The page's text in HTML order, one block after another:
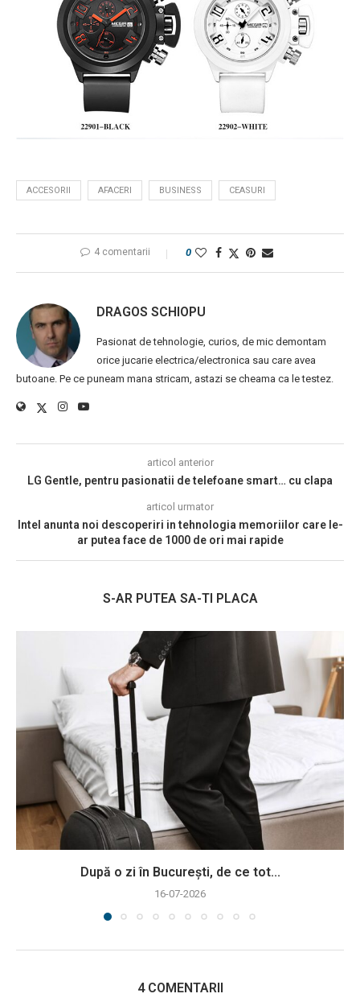
ACCESORII AFACERI BUSINESS CEASURI
4 comentarii 0
DRAGOS SCHIOPU
Pasionat de tehnologie, curios, de mic demontam
orice jucarie electrica/electronica sau care avea
butoane. Pe ce puneam mana stricam, astazi se cheama ca le testez.
articol anterior
LG Gentle, pentru pasionatii de telefoane smart… cu clapa
articol urmator
Intel anunta noi descoperiri in tehnologia memoriilor care le-
ar putea face de 1000 de ori mai rapide
S-AR PUTEA SA-TI PLACA
După o zi în București, de ce tot...
16-07-2026
4 COMENTARII